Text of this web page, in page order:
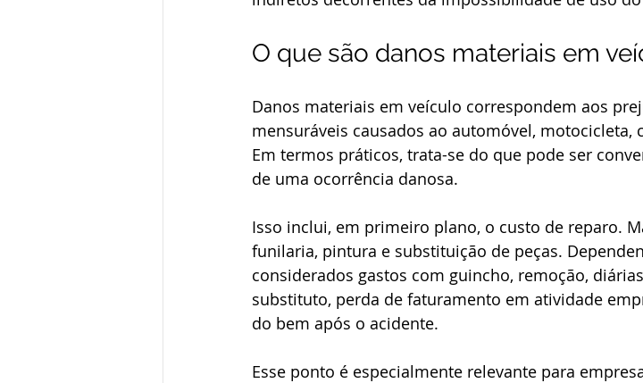
O que são danos materiais em
Danos materiais em veículo correspondem aos
mensuráveis causados ao automóvel,
Em termos práticos, trata-se do que pode ser
de uma ocorrência danosa.
Isso inclui, em primeiro plano, o custo de reparo.
funilaria, pintura e substituição de peças.
considerados gastos com guincho, remoção,
substituto, perda de faturamento em atividade
do bem após o acidente.
Esse ponto é especialmente relevante para